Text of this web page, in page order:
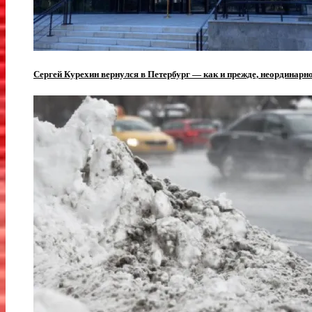
Сергей Курехин вернулся в Петербург — как и прежде,